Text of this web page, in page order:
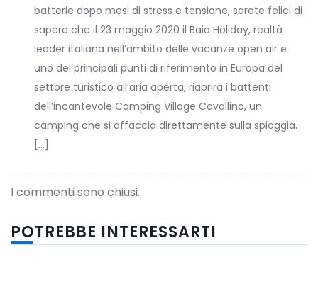
batterie dopo mesi di stress e tensione, sarete felici di
sapere che il 23 maggio 2020 il Baia Holiday, realtà
leader italiana nell’ambito delle vacanze open air e
uno dei principali punti di riferimento in Europa del
settore turistico all’aria aperta, riaprirà i battenti
dell’incantevole Camping Village Cavallino, un
camping che si affaccia direttamente sulla spiaggia.
[…]
I commenti sono chiusi.
POTREBBE INTERESSARTI